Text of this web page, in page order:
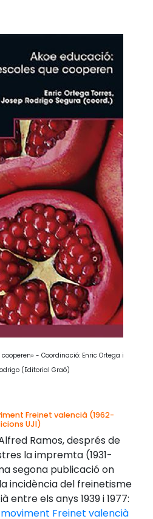
cooperen» - Coordinació: Enric Ortega i
(Editorial Graó)
Freinet valencià (1962-
UJI)
Ramos, després de
la impremta (1931-
segona publicació on
incidència del freinetisme
entre els anys 1939 i 1977:
moviment Freinet valencià